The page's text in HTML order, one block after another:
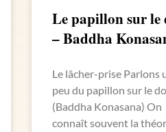
Le papillon sur le
– Baddha
Le lâcher-prise Parlons
peu du papillon sur le
(Baddha Konasana) On
connaît souvent la